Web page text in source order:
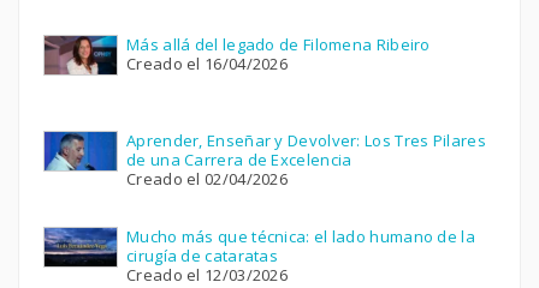
Más allá del legado de Filomena Ribeiro
Creado el 16/04/2026
Aprender, Enseñar y Devolver: Los Tres Pilares
de una Carrera de Excelencia
Creado el 02/04/2026
Mucho más que técnica: el lado humano de la
cirugía de cataratas
Creado el 12/03/2026